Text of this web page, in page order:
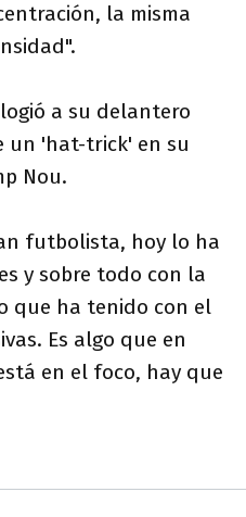
la misma
a su delantero
un 'hat-trick' en su
Nou.
futbolista, hoy lo ha
y sobre todo con la
que ha tenido con el
Es algo que en
en el foco, hay que